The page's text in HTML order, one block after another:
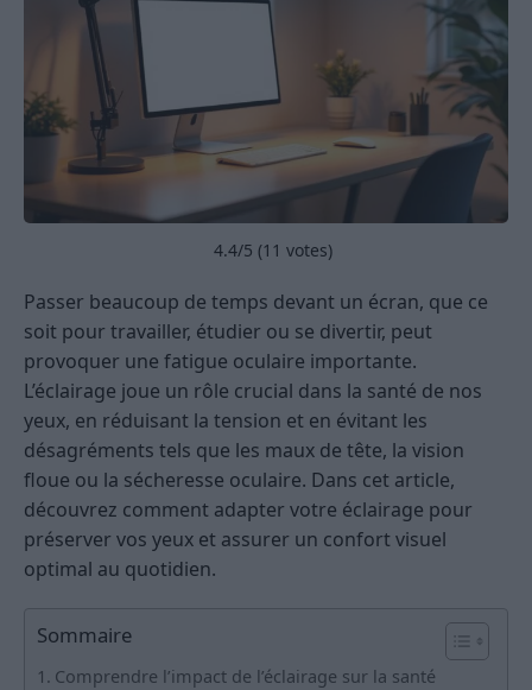
4.4/5 (11 votes)
Passer beaucoup de temps devant un écran, que ce
soit pour travailler, étudier ou se divertir, peut
provoquer une fatigue oculaire importante.
L’éclairage joue un rôle crucial dans la santé de nos
yeux, en réduisant la tension et en évitant les
désagréments tels que les maux de tête, la vision
floue ou la sécheresse oculaire. Dans cet article,
découvrez comment adapter votre éclairage pour
préserver vos yeux et assurer un confort visuel
optimal au quotidien.
Sommaire
Comprendre l’impact de l’éclairage sur la santé